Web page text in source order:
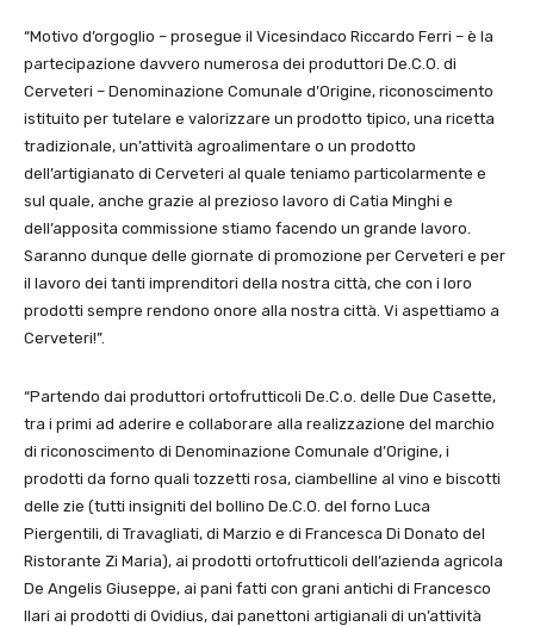
“Motivo d’orgoglio – prosegue il Vicesindaco Riccardo Ferri – è la
partecipazione davvero numerosa dei produttori De.C.O. di
Cerveteri – Denominazione Comunale d’Origine, riconoscimento
istituito per tutelare e valorizzare un prodotto tipico, una ricetta
tradizionale, un’attività agroalimentare o un prodotto
dell’artigianato di Cerveteri al quale teniamo particolarmente e
sul quale, anche grazie al prezioso lavoro di Catia Minghi e
dell’apposita commissione stiamo facendo un grande lavoro.
Saranno dunque delle giornate di promozione per Cerveteri e per
il lavoro dei tanti imprenditori della nostra città, che con i loro
prodotti sempre rendono onore alla nostra città. Vi aspettiamo a
Cerveteri!”.
“Partendo dai produttori ortofrutticoli De.C.o. delle Due Casette,
tra i primi ad aderire e collaborare alla realizzazione del marchio
di riconoscimento di Denominazione Comunale d’Origine, i
prodotti da forno quali tozzetti rosa, ciambelline al vino e biscotti
delle zie (tutti insigniti del bollino De.C.O. del forno Luca
Piergentili, di Travagliati, di Marzio e di Francesca Di Donato del
Ristorante Zi Maria), ai prodotti ortofrutticoli dell’azienda agricola
De Angelis Giuseppe, ai pani fatti con grani antichi di Francesco
Ilari ai prodotti di Ovidius, dai panettoni artigianali di un’attività